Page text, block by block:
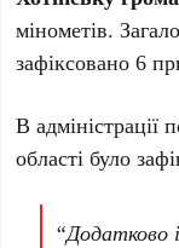
мінометів.
зафіксовано 6
В
області було
“Додатково